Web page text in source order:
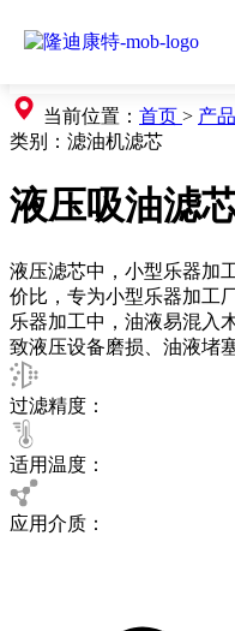
当前位置： 首页 > 产
类别： 滤油机滤芯
液压吸油滤
液压滤芯中，小型乐器加
价比，专为小型乐器加工
乐器加工中，油液易混入
致液压设备磨损、油液堵
过滤精度：
适用温度：
应用介质：